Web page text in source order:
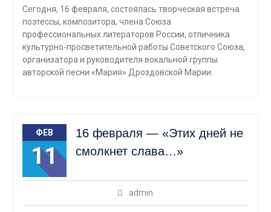
Сегодня, 16 февраля, состоялась творческая встреча
поэтессы, композитора, члена Союза
профессиональных литераторов России, отличника
культурно-просветительной работы Советского Союза,
организатора и руководителя вокальной группы
авторской песни «Мария» Дроздовской Марии.
ФЕВ
11
16 февраля — «Этих дней не
смолкнет слава…»
admin